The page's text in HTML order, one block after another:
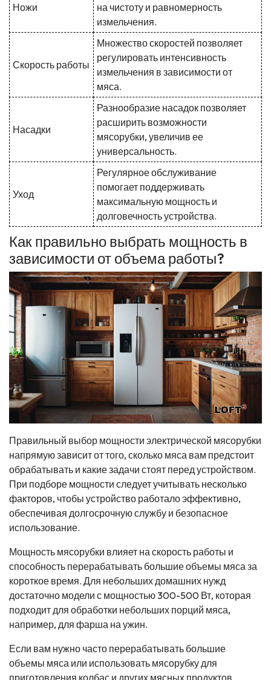
Ножи
на чистоту и равномерность
измельчения.
Скорость работы
Множество скоростей позволяет
регулировать интенсивность
измельчения в зависимости от
мяса.
Насадки
Разнообразие насадок позволяет
расширить возможности
мясорубки, увеличив ее
универсальность.
Уход
Регулярное обслуживание
помогает поддерживать
максимальную мощность и
долговечность устройства.
Как правильно выбрать мощность в
зависимости от объема работы?
Правильный выбор мощности электрической мясорубки
напрямую зависит от того, сколько мяса вам предстоит
обрабатывать и какие задачи стоят перед устройством.
При подборе мощности следует учитывать несколько
факторов, чтобы устройство работало эффективно,
обеспечивая долгосрочную службу и безопасное
использование.
Мощность мясорубки влияет на скорость работы и
способность перерабатывать большие объемы мяса за
короткое время. Для небольших домашних нужд
достаточно модели с мощностью 300-500 Вт, которая
подходит для обработки небольших порций мяса,
например, для фарша на ужин.
Если вам нужно часто перерабатывать большие
объемы мяса или использовать мясорубку для
приготовления колбас и других мясных продуктов,